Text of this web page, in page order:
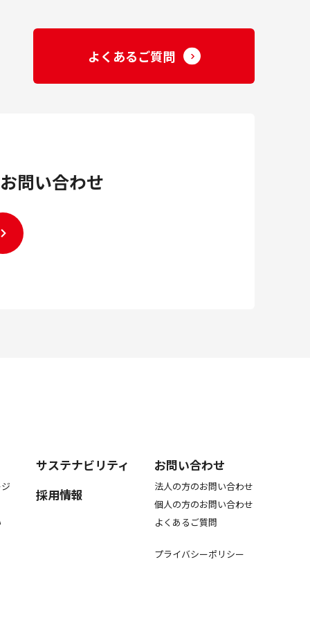
問い合わせ
よくあるご質問
サステナビリティ
採用情報
お問い合わせ
法人の方のお問い合わせ
個人の方のお問い合わせ
よくあるご質問
プライバシーポリシー